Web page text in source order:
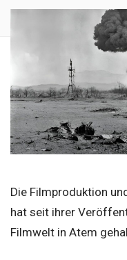
Die Filmproduktion
hat seit ihrer
Filmwelt in Atem